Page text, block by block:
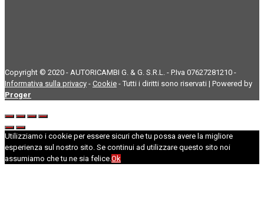
Copyright © 2020 - AUTORICAMBI G. & G. S.R.L. - P.Iva 07627281210 -
Informativa sulla privacy - Cookie - Tutti i diritti sono riservati | Powered by
Proger
Utilizziamo i cookie per essere sicuri che tu possa avere la migliore
esperienza sul nostro sito. Se continui ad utilizzare questo sito noi
assumiamo che tu ne sia felice.Ok